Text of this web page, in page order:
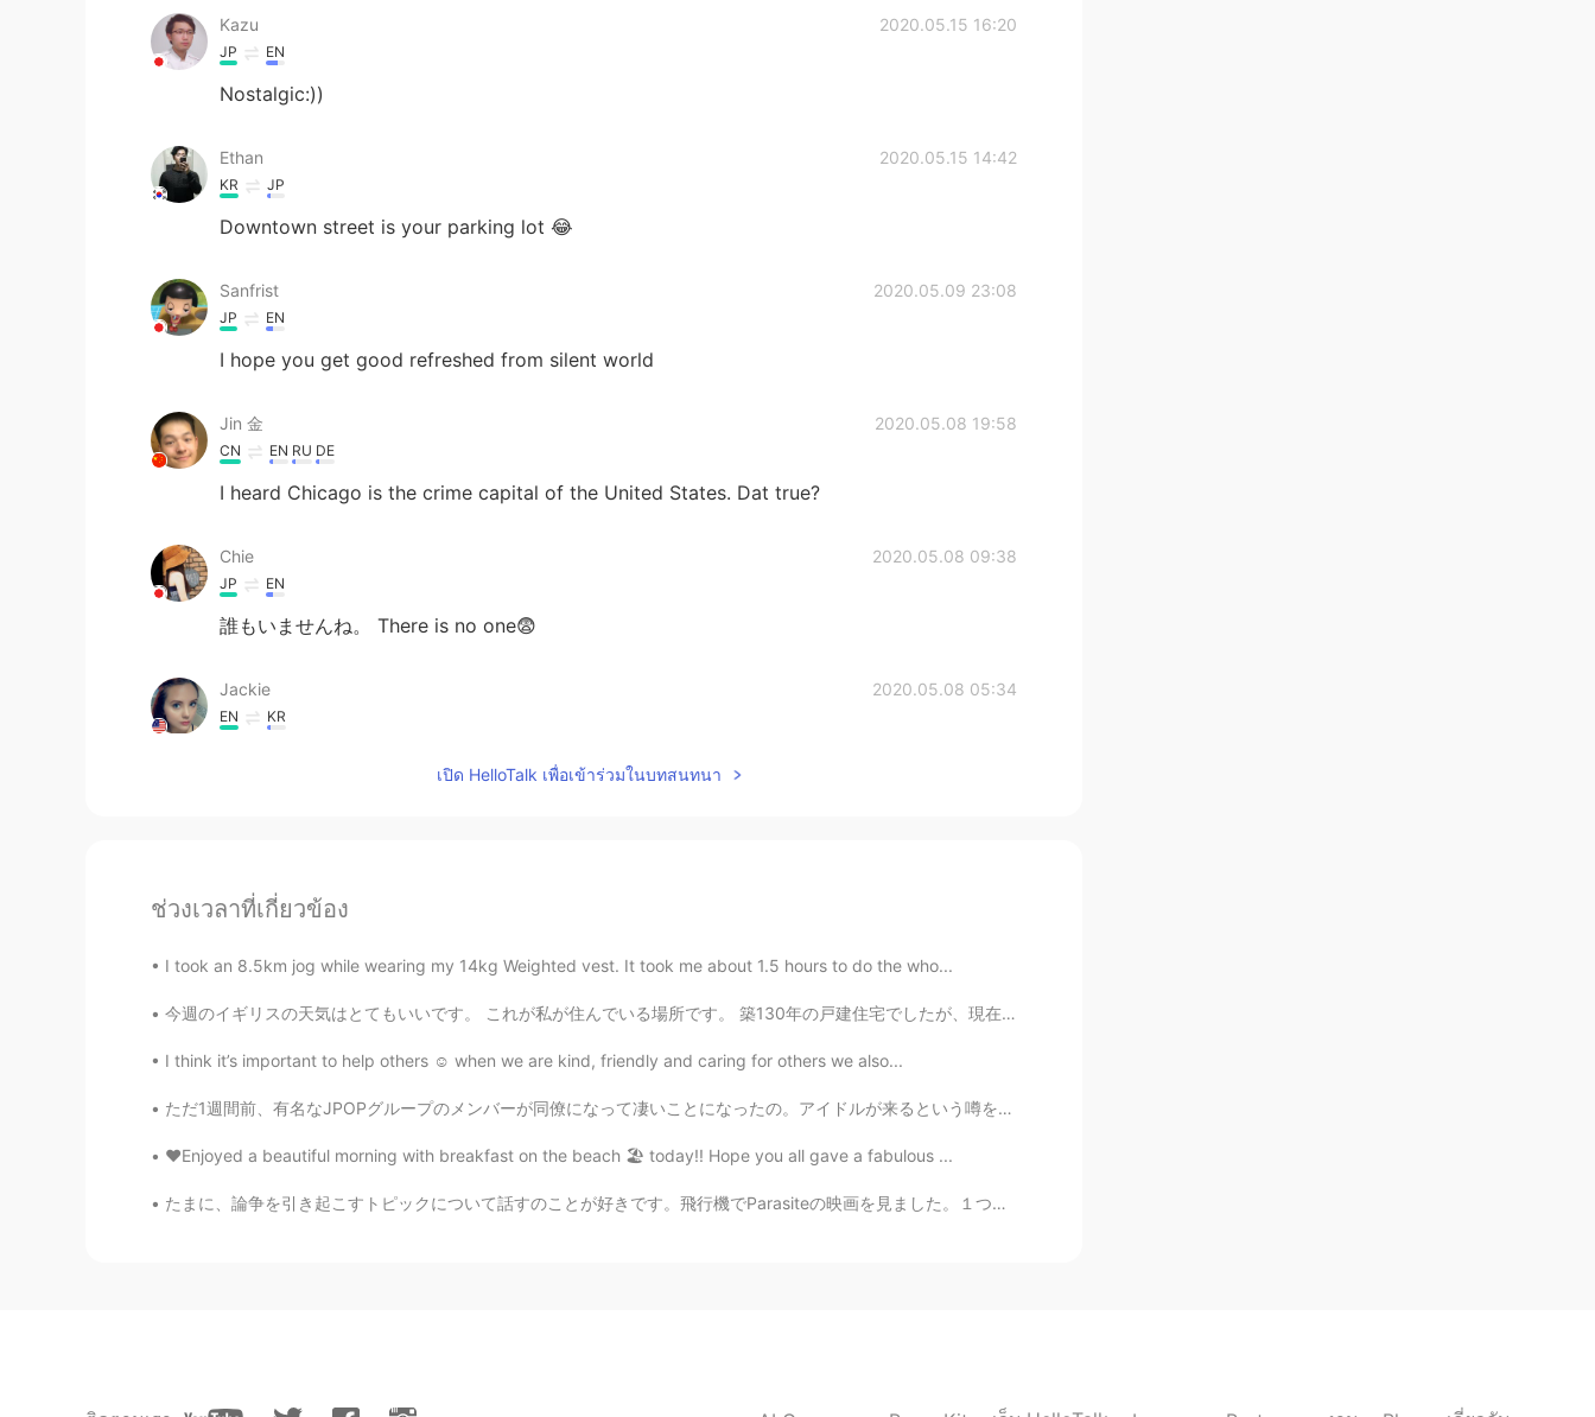
Kazu 2020.05.15 16:20
JP EN
Nostalgic:))
Ethan 2020.05.15 14:42
KR JP
Downtown street is your parking lot 😂
Sanfrist 2020.05.09 23:08
JP EN
I hope you get good refreshed from silent world
Jin 金 2020.05.08 19:58
CN EN RU DE
I heard Chicago is the crime capital of the United States. Dat true?
Chie 2020.05.08 09:38
JP EN
誰もいませんね。 There is no one😨
Jackie 2020.05.08 05:34
EN KR
@mary It’s what?
FA EN
Hope to be there someday😔
Arash 2020.05.08 05:28
Bet your bottom dollar you'll lose the blues In Chicago, Chicago The town that Billy
wife In Chicago Chicago Chicago, that's my hometown
เปิด HelloTalk เพื่อเข้าร่วมในบทสนทนา
ช่วงเวลาที่เกี่ยวข้อง
I took an 8.5km jog while wearing my 14kg Weighted vest. It took me about 1.5 hours to do the who...
今週のイギリスの天気はとてもいいです。 これが私が住んでいる場所です。 築130年の戸建住宅でしたが、現在は14戸のマンションです。 私はここに住むことができてとても幸運ですが、それは幽霊かもし...
I think it’s important to help others ☺️ when we are kind, friendly and caring for others we also...
ただ1週間前、有名なJPOPグループのメンバーが同僚になって凄いことになったの。アイドルが来るという噂を聞いてから、テンション上がってきたんやけど、予想以上にいい人やった。 彼は言うまでもない...
❤️Enjoyed a beautiful morning with breakfast on the beach 🏖 today!! Hope you all gave a fabulous ...
たまに、論争を引き起こすトピックについて話すのことが好きです。飛行機でParasiteの映画を見ました。１つの面白いアジアの社会のことを示しました。なんか、私たちは西洋の標準が常に最高であると信...